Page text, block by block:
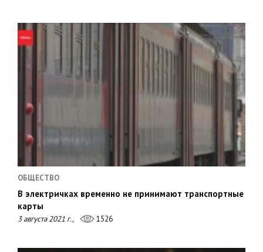
ОБЩЕСТВО
В электричках временно не принимают транспортные
карты
3 августа 2021 г., 1526